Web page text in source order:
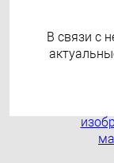
В связи с